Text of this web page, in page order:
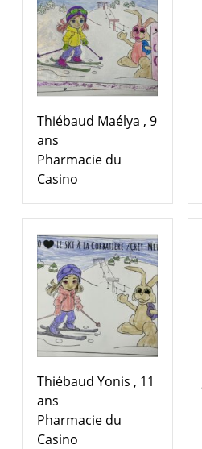
Thiébaud Maélya , 9
ans
Pharmacie du
Casino
Thiébaud Yonis , 11
ans
Pharmacie du
Casino